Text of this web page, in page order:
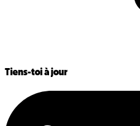
Tiens-toi à jour